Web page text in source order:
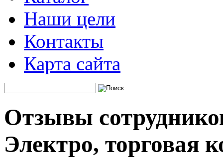
Наши цели
Контакты
Карта сайта
Отзывы
Электро, торговая